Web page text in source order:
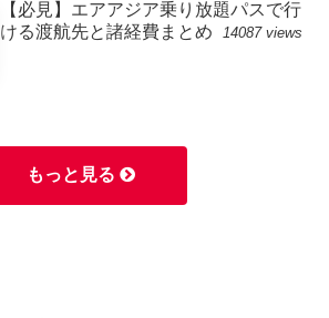
【必見】エアアジア乗り放題パスで行
ける渡航先と諸経費まとめ
14087 views
もっと見る